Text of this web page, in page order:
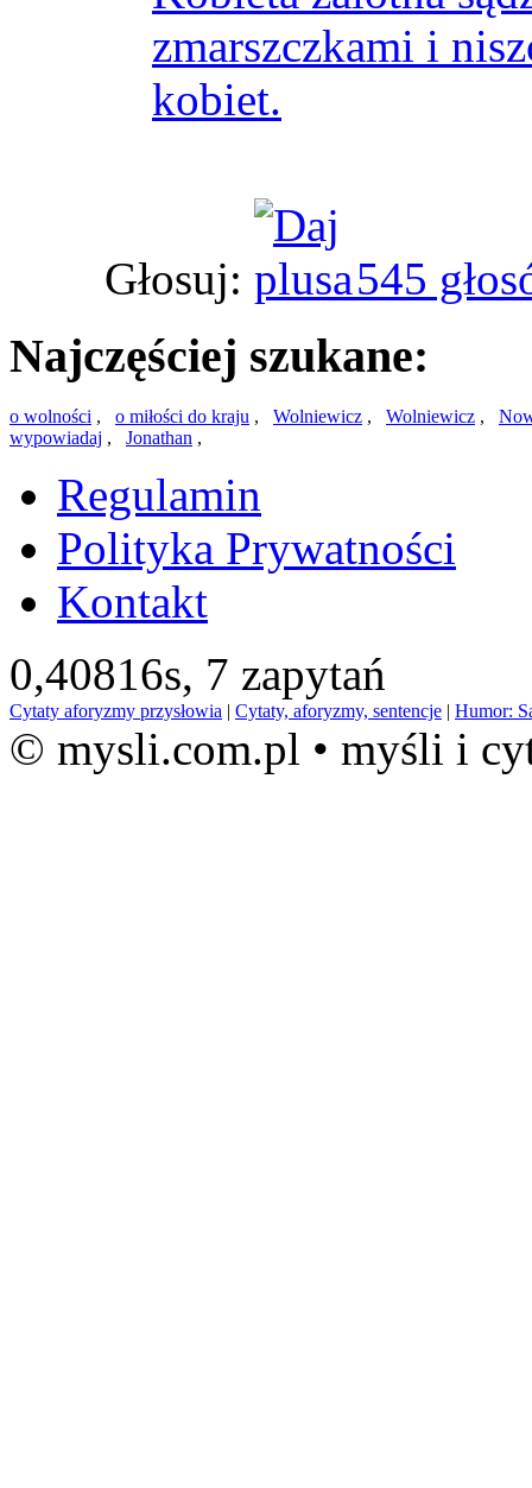
zmarszczkami i
kobiet.
Głosuj: 545
Najczęściej szukane:
o wolności , o miłości do kraju , Wolniewicz , Wolniewicz ,
wypowiadaj , Jonathan ,
Regulamin
Polityka Prywatności
Kontakt
0,40816s, 7 zapytań
Cytaty aforyzmy przysłowia | Cytaty, aforyzmy, sentencje | Humor:
© mysli.com.pl • myśli i